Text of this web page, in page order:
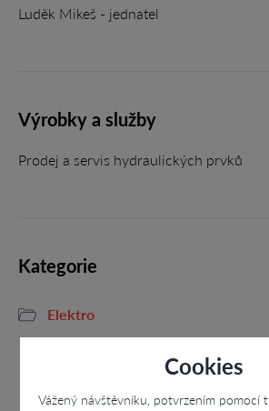
Cookies
Vážený návštěvníku, potvrzením pomocí
Luděk Mikeš - jednatel
Výrobky a služby
Prodej a servis hydraulických prvků
Kategorie
Elektro